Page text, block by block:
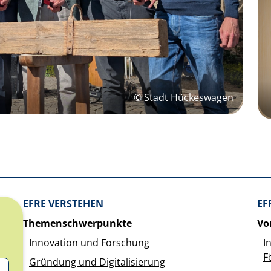
© Stadt Hückeswagen
Überblick: Inhalte
EFRE VERSTEHEN
Themenschwerpunkte
Innovation und Forschung
Gründung und Digitalisierung